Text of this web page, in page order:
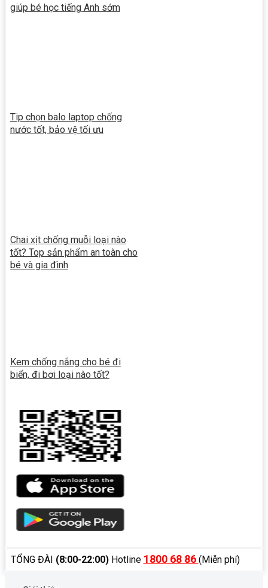
giúp bé học tiếng Anh sớm
Tip chọn balo laptop chống
nước tốt, bảo vệ tối ưu
Chai xịt chống muỗi loại nào
tốt? Top sản phẩm an toàn cho
bé và gia đình
Kem chống nắng cho bé đi
biển, đi bơi loại nào tốt?
TỔNG ĐÀI (8:00-22:00)Hotline 1800 68 86 (Miễn phí)